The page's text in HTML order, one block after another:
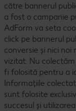
către bannerul
a fost o campanie
AdForm va seta
click pe bannerul
conversie și nici
vizitat. Nu
fi folosită pentru a
Informațiile
sunt folosite
succesul și